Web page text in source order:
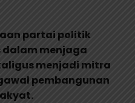
partai politik
menjaga
menjadi mitra
pembangunan